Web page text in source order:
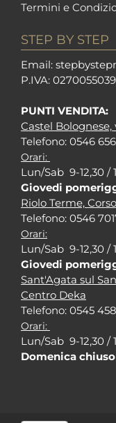
Termini e
STEP BY STEP
Email:
P.IVA:
PUNTI VENDITA:
Castel
Telefono: 0546
Orari:
Lun/Sab 9-12,30 /
Giovedi
Riolo Terme,
Telefono: 0546
Orari:
Lun/Sab 9-12,30 /
Giovedi
Sant'Agata sul
Centro Deka
Telefono: 0545
Orari:
Lun/Sab 9-12,30 /
Domenica chiuso